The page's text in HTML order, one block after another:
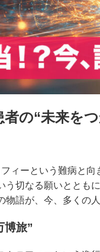
者の“未来を
ィーという難病と
う切なる願いととも
語が、今、多くの人
博旅”